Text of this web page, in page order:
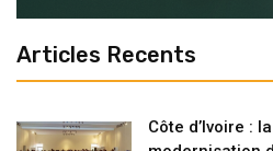
Articles Recents
Côte d’Ivoire :